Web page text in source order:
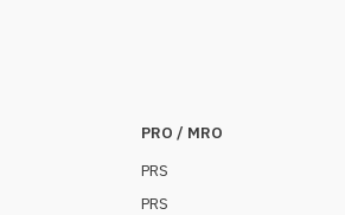
PRO / MRO
PRS
PRS